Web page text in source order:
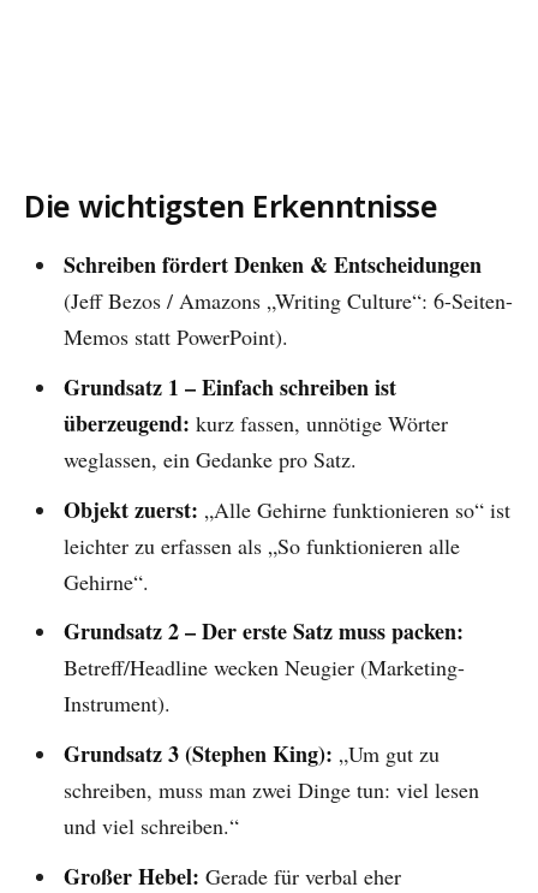
Die wichtigsten Erkenntnisse
Schreiben fördert Denken & Entscheidungen
(Jeff Bezos / Amazons „Writing Culture“: 6-Seiten-
Memos statt PowerPoint).
Grundsatz 1 – Einfach schreiben ist
überzeugend: kurz fassen, unnötige Wörter
weglassen, ein Gedanke pro Satz.
Objekt zuerst: „Alle Gehirne funktionieren so“ ist
leichter zu erfassen als „So funktionieren alle
Gehirne“.
Grundsatz 2 – Der erste Satz muss packen:
Betreff/Headline wecken Neugier (Marketing-
Instrument).
Grundsatz 3 (Stephen King): „Um gut zu
schreiben, muss man zwei Dinge tun: viel lesen
und viel schreiben.“
Großer Hebel: Gerade für verbal eher